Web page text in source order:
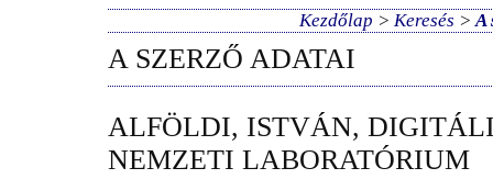
Kezdőlap >Keresés >A
A SZERZŐ ADATAI
ALFÖLDI, ISTVÁN,
NEMZETI LABORATÓRIUM